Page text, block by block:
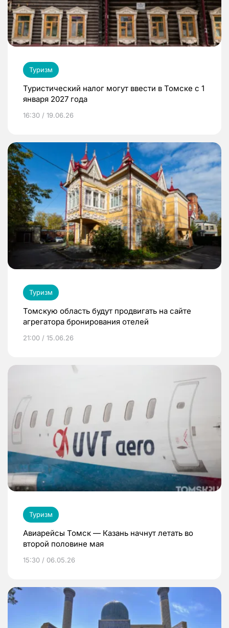
Туризм
Туристический налог могут ввести в Томске с 1
января 2027 года
16:30 / 19.06.26
Туризм
Томскую область будут продвигать на сайте
агрегатора бронирования отелей
21:00 / 15.06.26
Туризм
Авиарейсы Томск — Казань начнут летать во
второй половине мая
15:30 / 06.05.26